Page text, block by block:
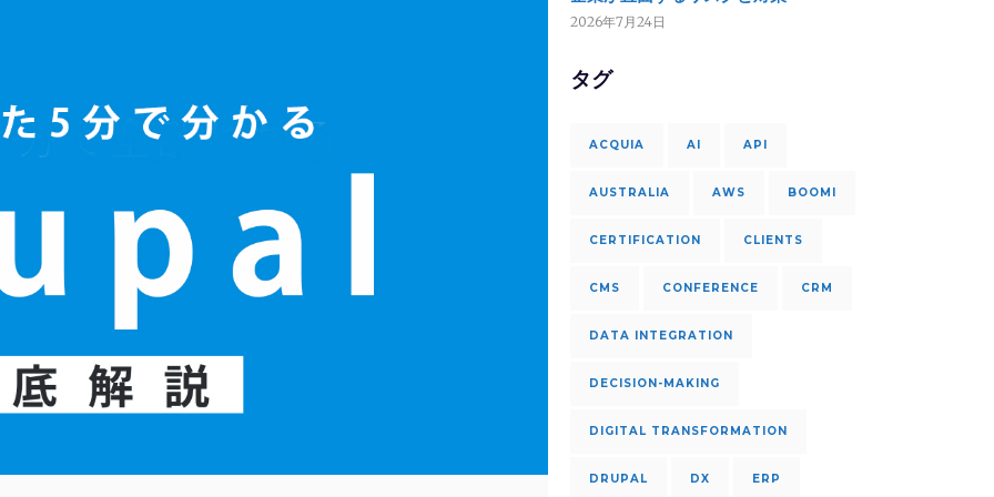
2026年7月24日
タグ
ACQUIA AI API
AUSTRALIA AWS BOOMI
CERTIFICATION CLIENTS
CMS CONFERENCE CRM
DATA INTEGRATION
DECISION-MAKING
DIGITAL TRANSFORMATION
DRUPAL DX ERP